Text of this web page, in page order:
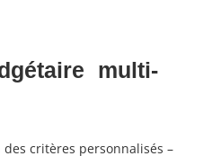
multi-
critères personnalisés –